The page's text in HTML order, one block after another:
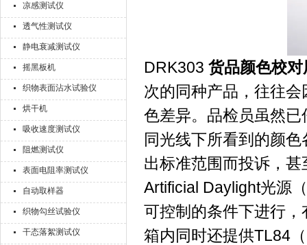
凉感测试仪
透气性测试仪
静电衰减测试仪
摇黑板机
织物表面沾水试验仪
烘干机
吸收速度测试仪
阻燃测试仪
表面电阻率测试仪
自动取样器
织物勾丝试验仪
干态落絮测试仪
DRK303 货品颜色校
次的同种产品，往往
色差异。品检员虽然
同光线下所看到的颜
出标准范围而投诉，
Artificial Daylight光源
可控制的条件下进行
箱内同时还提供TL84